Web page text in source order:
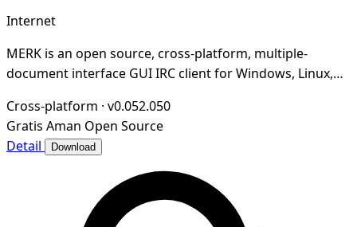
Internet
MERK is an open source, cross-platform, multiple-
document interface GUI IRC client for Windows, Linux,
Cross-platform · v0.052.050
Gratis Aman Open Source
Detail
Download